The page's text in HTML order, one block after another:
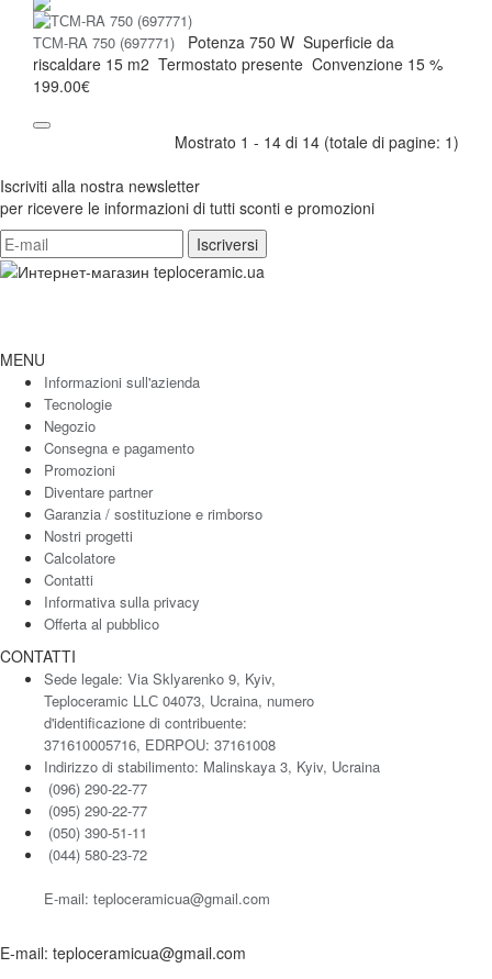
ТСМ-RA 750 (697771) Potenza 750 W Superficie da
riscaldare 15 m2 Termostato presente Convenzione 15 %
199.00€
Mostrato 1 - 14 di 14 (totale di pagine: 1)
Iscriviti alla nostra newsletter
per ricevere le informazioni di tutti sconti e promozioni
MENU
Informazioni sull'azienda
Tecnologie
Negozio
Consegna e pagamento
Promozioni
Diventare partner
Garanzia / sostituzione e rimborso
Nostri progetti
Calcolatore
Contatti
Informativa sulla privacy
Offerta al pubblico
CONTATTI
Sede legale: Via Sklyarenko 9, Kyiv,
Teploceramic LLС 04073, Ucraina, numero
d'identificazione di contribuente:
371610005716, EDRPOU: 37161008
Indirizzo di stabilimento: Malinskaya 3, Kyiv, Ucraina
(096) 290-22-77
(095) 290-22-77
(050) 390-51-11
(044) 580-23-72
E-mail: teploceramicua@gmail.com
E-mail: teploceramicua@gmail.com